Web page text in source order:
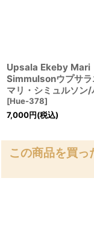
Upsala Ekeby Mari
Simmulsonウプサラ
マリ・シミュルソン/
[Hue-378]
7,000円(税込)
この商品を買っ